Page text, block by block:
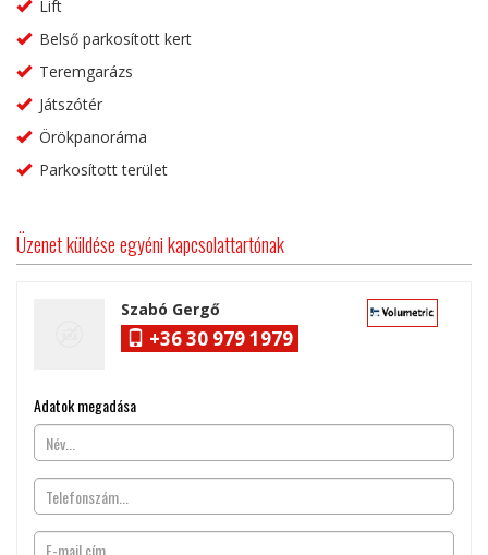
Lift
Belső parkosított kert
Teremgarázs
Játszótér
Örökpanoráma
Parkosított terület
Üzenet küldése egyéni kapcsolattartónak
Szabó Gergő
+36 30 979 1979
Adatok megadása